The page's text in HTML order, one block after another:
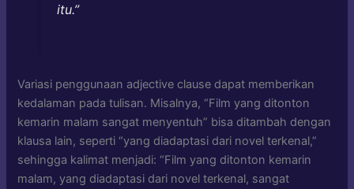
itu.”
Variasi penggunaan adjective clause dapat memberikan
kedalaman pada tulisan. Misalnya, “Film yang ditonton
kemarin malam sangat menyentuh” bisa ditambah dengan
klausa lain, seperti “yang diadaptasi dari novel terkenal,”
sehingga kalimat menjadi: “Film yang ditonton kemarin
malam, yang diadaptasi dari novel terkenal, sangat